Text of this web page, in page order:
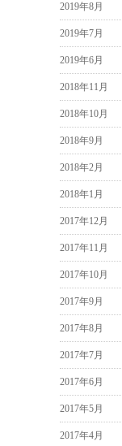
2019年8月
2019年7月
2019年6月
2018年11月
2018年10月
2018年9月
2018年2月
2018年1月
2017年12月
2017年11月
2017年10月
2017年9月
2017年8月
2017年7月
2017年6月
2017年5月
2017年4月